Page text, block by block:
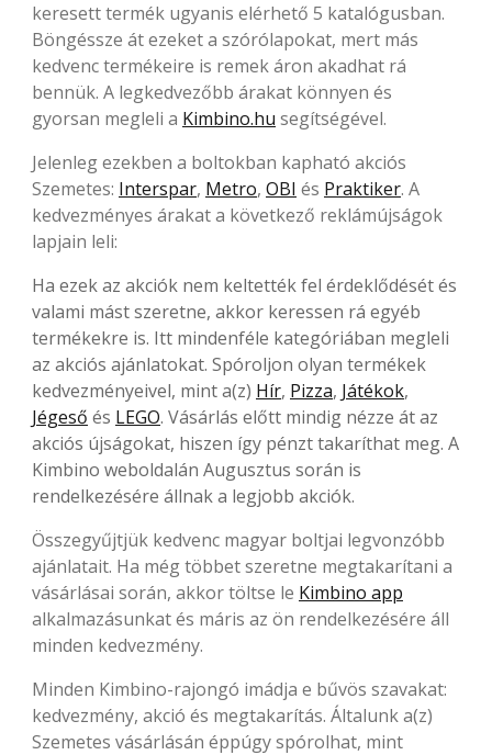
keresett termék ugyanis elérhető 5 katalógusban.
Böngéssze át ezeket a szórólapokat, mert más
kedvenc termékeire is remek áron akadhat rá
bennük. A legkedvezőbb árakat könnyen és
gyorsan megleli a Kimbino.hu segítségével.
Jelenleg ezekben a boltokban kapható akciós
Szemetes: Interspar, Metro, OBI és Praktiker. A
kedvezményes árakat a következő reklámújságok
lapjain leli:
Ha ezek az akciók nem keltették fel érdeklődését és
valami mást szeretne, akkor keressen rá egyéb
termékekre is. Itt mindenféle kategóriában megleli
az akciós ajánlatokat. Spóroljon olyan termékek
kedvezményeivel, mint a(z) Hír, Pizza, Játékok,
Jégeső és LEGO. Vásárlás előtt mindig nézze át az
akciós újságokat, hiszen így pénzt takaríthat meg. A
Kimbino weboldalán Augusztus során is
rendelkezésére állnak a legjobb akciók.
Összegyűjtjük kedvenc magyar boltjai legvonzóbb
ajánlatait. Ha még többet szeretne megtakarítani a
vásárlásai során, akkor töltse le Kimbino app
alkalmazásunkat és máris az ön rendelkezésére áll
minden kedvezmény.
Minden Kimbino-rajongó imádja e bűvös szavakat:
kedvezmény, akció és megtakarítás. Általunk a(z)
Szemetes vásárlásán éppúgy spórolhat, mint